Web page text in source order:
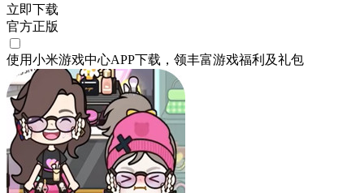
立即下载
官方正版
使用小米游戏中心APP下载 ，领丰富游戏福利 及礼包